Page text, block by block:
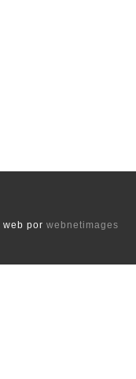
web por webnetimages